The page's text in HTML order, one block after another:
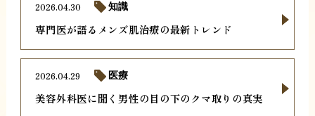
専門医が語るメンズ肌治療の最新トレンド
2026.04.30 知識
美容外科医に聞く男性の目の下のクマ取りの真実
2026.04.29 医療